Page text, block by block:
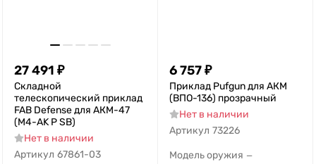
27 491 ₽
Складной
телескопический приклад
FAB Defense для АКМ-47
(M4-AK P SB)
Нет в наличии
Артикул 67861-03
6 757₽
Приклад Pufgun для АКМ
(ВПО-136) прозрачный
Нет в наличии
Артикул 73226
Модель оружия —